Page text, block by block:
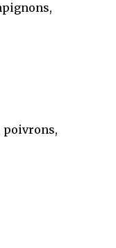
poivrons,